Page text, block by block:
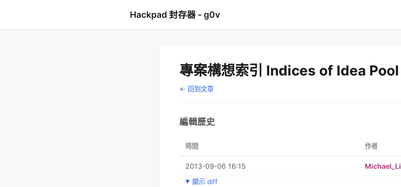
Hackpad 封存器 - g0v
專案構想索引 Indices of Idea Pool
← 回到文章
編輯歷史
時間 作者
2013-09-06 16:15 Michael_Li
顯示 diff